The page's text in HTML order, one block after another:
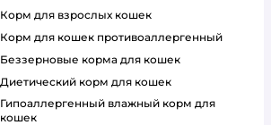
корм для взрослых кошек
корм для кошек противоаллергенный
беззерновые корма для кошек
диетический корм для кошек
гипоаллергенный влажный корм для
кошек